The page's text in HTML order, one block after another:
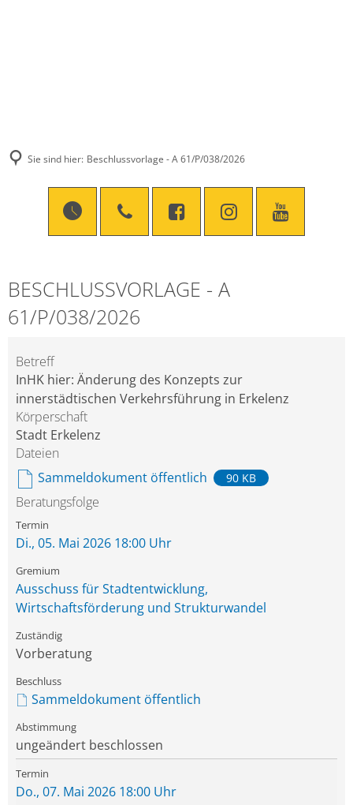
Sie sind hier: Beschlussvorlage - A 61/P/038/2026
BESCHLUSSVORLAGE - A
61/P/038/2026
Betreff
InHK hier: Änderung des Konzepts zur
innerstädtischen Verkehrsführung in Erkelenz
Körperschaft
Stadt Erkelenz
Dateien
Sammeldokument öffentlich
90 KB
Beratungsfolge
Di., 05. Mai 2026 18:00 Uhr
Ausschuss für Stadtentwicklung,
Wirtschaftsförderung und Strukturwandel
Vorberatung
Sammeldokument öffentlich
ungeändert beschlossen
Do., 07. Mai 2026 18:00 Uhr